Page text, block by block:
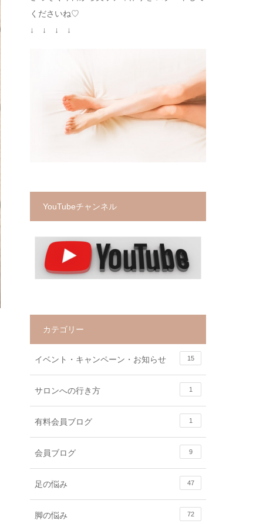
くださいね♡
↓ ↓ ↓ ↓
YouTubeチャンネル
カテゴリー
イベント・キャンペーン・お知らせ 15
サロンへの行き方 1
有料会員ブログ 1
会員ブログ 9
足の悩み 47
脚の悩み 72